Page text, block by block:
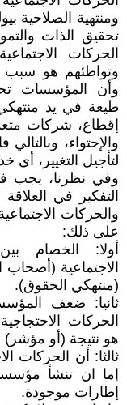
ومنتهية الصلاحية
تحقيق الذات
الحركات
وتواطئهم هو سبب
وأن المؤسسات
طيعة في يد
إقطاع، شركات
والإحتواء،
لتأجيل التغيير، أي
وفي نظرنا، يجب
التفكير في
والحركات
على ذلك:
أولا: الخصام
الاجتماعية
(منتهكي الحقوق).
ثانيا: ضعف
الحركات
هو نتيجة (أو
ثالثا: أن الحركات
إما ان تنشأ
إطارات موجودة.